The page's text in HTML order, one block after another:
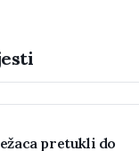
pretukli do